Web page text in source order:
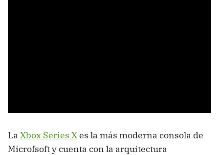
La Xbox Series Xes la más moderna consola de
Microfsoft y cuenta con la arquitectura